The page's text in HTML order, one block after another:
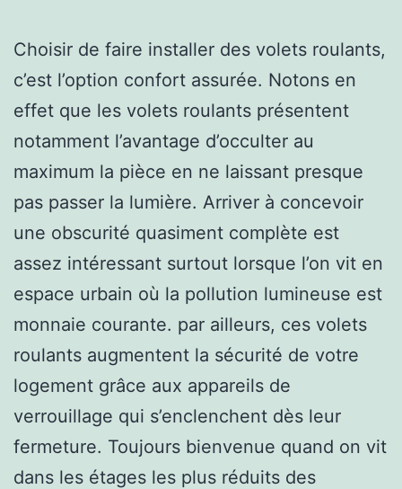
Choisir de faire installer des volets roulants,
c’est l’option confort assurée. Notons en
effet que les volets roulants présentent
notamment l’avantage d’occulter au
maximum la pièce en ne laissant presque
pas passer la lumière. Arriver à concevoir
une obscurité quasiment complète est
assez intéressant surtout lorsque l’on vit en
espace urbain où la pollution lumineuse est
monnaie courante. par ailleurs, ces volets
roulants augmentent la sécurité de votre
logement grâce aux appareils de
verrouillage qui s’enclenchent dès leur
fermeture. Toujours bienvenue quand on vit
dans les étages les plus réduits des